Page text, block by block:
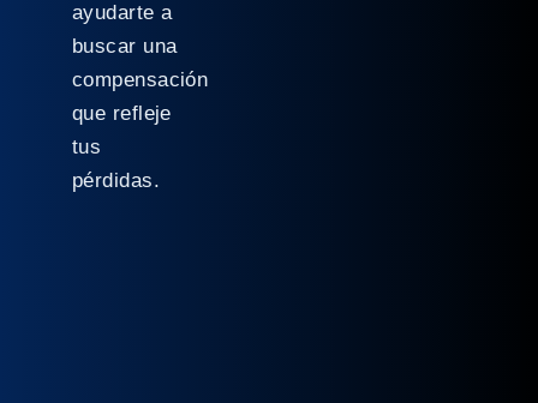
ayudarte a
buscar una
compensación
que refleje
tus
pérdidas.